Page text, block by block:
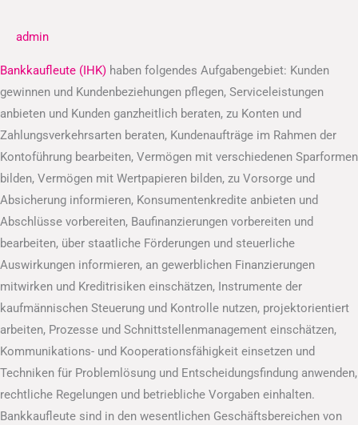
admin
Bankkaufleute (IHK) haben folgendes Aufgabengebiet: Kunden
gewinnen und Kundenbeziehungen pflegen, Serviceleistungen
anbieten und Kunden ganzheitlich beraten, zu Konten und
Zahlungsverkehrsarten beraten, Kundenaufträge im Rahmen der
Kontoführung bearbeiten, Vermögen mit verschiedenen Sparformen
bilden, Vermögen mit Wertpapieren bilden, zu Vorsorge und
Absicherung informieren, Konsumentenkredite anbieten und
Abschlüsse vorbereiten, Baufinanzierungen vorbereiten und
bearbeiten, über staatliche Förderungen und steuerliche
Auswirkungen informieren, an gewerblichen Finanzierungen
mitwirken und Kreditrisiken einschätzen, Instrumente der
kaufmännischen Steuerung und Kontrolle nutzen, projektorientiert
arbeiten, Prozesse und Schnittstellenmanagement einschätzen,
Kommunikations- und Kooperationsfähigkeit einsetzen und
Techniken für Problemlösung und Entscheidungsfindung anwenden,
rechtliche Regelungen und betriebliche Vorgaben einhalten.
Bankkaufleute sind in den wesentlichen Geschäftsbereichen von